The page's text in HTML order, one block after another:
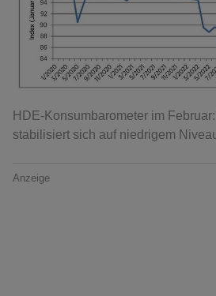
HDE-Konsumbarometer im
stabilisiert sich auf niedrigem
Anzeige